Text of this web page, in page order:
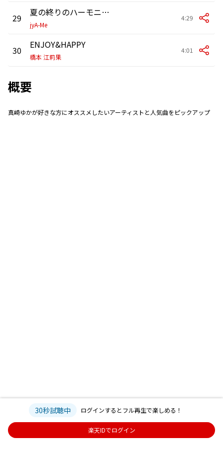
29 夏の終りのハーモニー with Lil'B
jyA-Me
4:29
30 ENJOY&HAPPY
橋本 江莉果
4:01
概要
真崎ゆかが好きな方にオススメしたいアーティストと人気曲をピックアップ
30秒試聴中 ログインするとフル再生で楽しめる！
楽天IDでログイン